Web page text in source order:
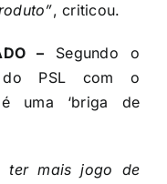
, criticou.
– Segundo o
do PSL com o
uma ‘briga de
ter mais jogo de